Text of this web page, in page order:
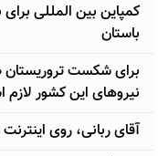
کمپاین بین المللی
باستان
برای شکست تروریستان
نیروهای این کشور
آقای ربانی، روی